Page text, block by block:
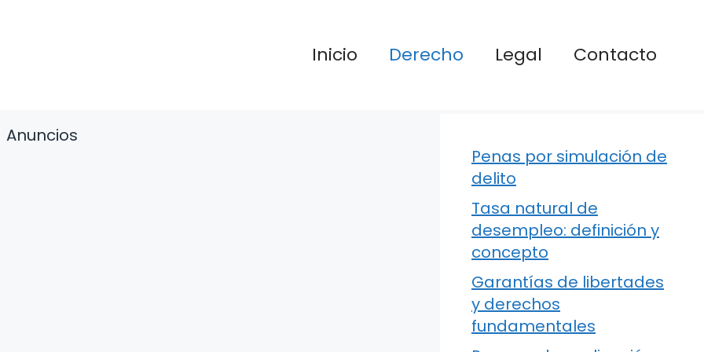
Inicio Derecho Legal Contacto
Anuncios
Penas por simulación de
delito
Tasa natural de
desempleo: definición y
concepto
Garantías de libertades
y derechos
fundamentales